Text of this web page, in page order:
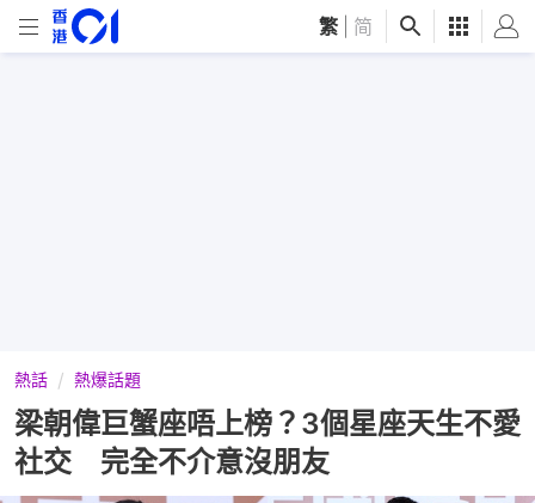
繁 简
熱話 熱爆話題
梁朝偉巨蟹座唔上榜？3個星座天生不愛
社交 完全不介意沒朋友